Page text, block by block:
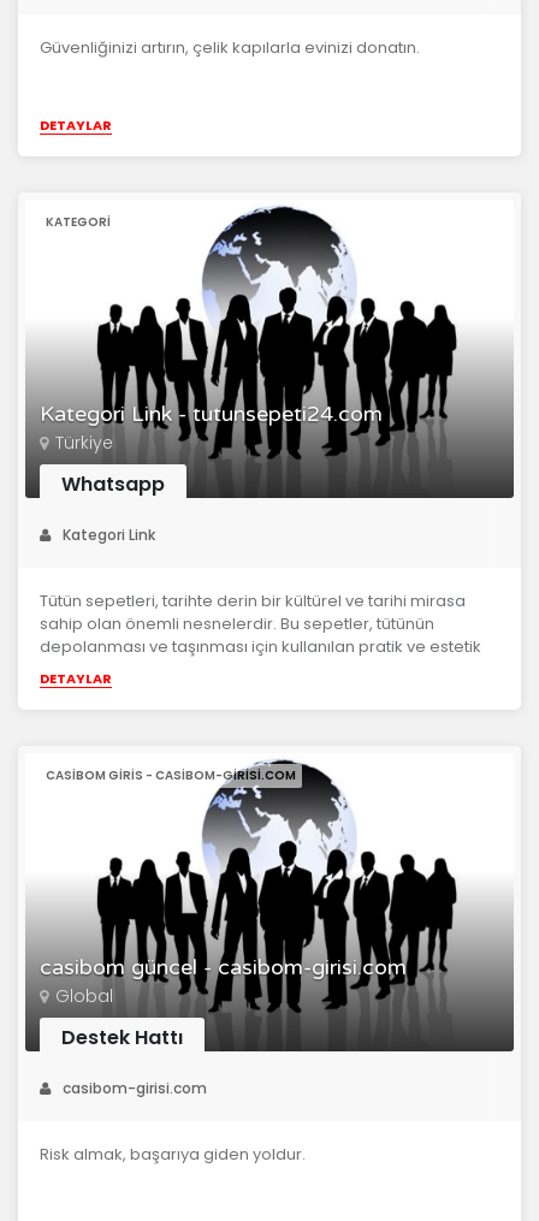
Güvenliğinizi artırın, çelik kapılarla evinizi donatın.
DETAYLAR
Kategori Link - tutunsepeti24.com
KATEGORI
Türkiye
Whatsapp
Kategori Link
Tütün sepetleri, tarihte derin bir kültürel ve tarihi mirasa
sahip olan önemli nesnelerdir. Bu sepetler, tütünün
depolanması ve taşınması için kullanılan pratik ve estetik
açıdan çeki...
DETAYLAR
casibom güncel - casibom-girisi.com
CASIBOM GIRIS - CASIBOM-GIRISI.COM
Global
Destek Hattı
casibom-girisi.com
Risk almak, başarıya giden yoldur.